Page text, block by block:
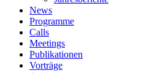
News
Programme
Calls
Meetings
Publikationen
Vorträge